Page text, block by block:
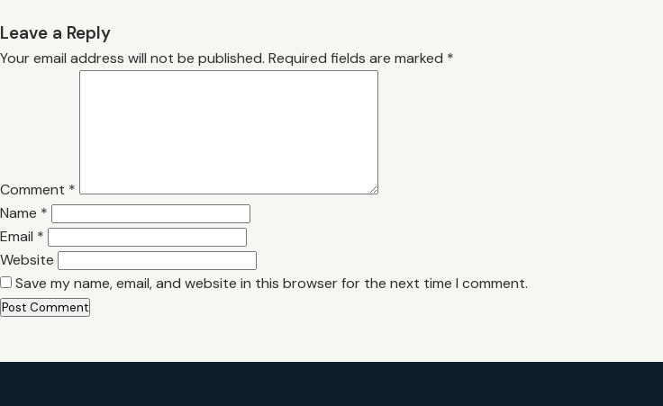
Leave a Reply
Your email address will not be published. Required fields are marked *
Comment *
Name *
Email *
Website
Save my name, email, and website in this browser for the next time I comment.